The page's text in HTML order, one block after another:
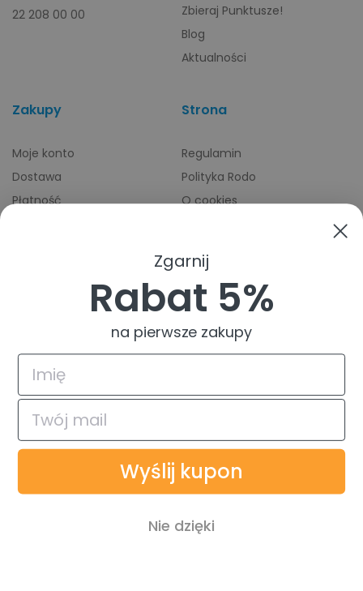
22 208 00 00
Zbieraj Punktusze!
Blog
Aktualności
Zakupy
Moje konto
Dostawa
Płatność
Strona
Regulamin
Polityka Rodo
O cookies
4.9
Na podstawie
© 2026 TuszTusz.pl - Warszawa
Bezpieczeństwo danych dzięki
Płatności obsługiwane przez
Zgarnij
Rabat 5%
na pierwsze zakupy
Wyślij kupon
Nie dzięki